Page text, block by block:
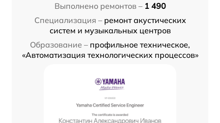
Выполнено ремонтов – 1 490
Специализация – ремонт акустических
систем и музыкальных центров
Образование – профильное техническое,
«Автоматизация технологических процессов»